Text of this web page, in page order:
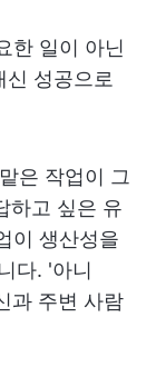
한 일이 아닌
성공으로
은 작업이 그
하고 싶은 유
이 생산성을
다. '아니
과 주변 사람